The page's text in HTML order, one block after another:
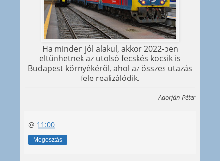
Ha minden jól alakul, akkor 2022-ben
eltűnhetnek az utolsó fecskés kocsik is
Budapest környékéről, ahol az összes utazás
fele realizálódik.
Adorján Péter
@ 11:00
Megosztás